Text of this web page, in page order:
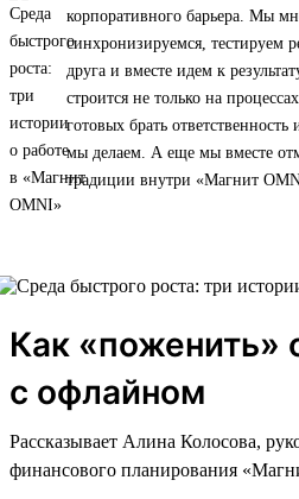
корпоративного барьера. Мы
синхронизируемся, тестируем
друга и вместе идем к
строится не только на
готовых брать
мы делаем. А еще мы вместе
традиции внутри «Магнит
Как «поженить»
с офлайном
Рассказывает Алина Колосова,
финансового планирования